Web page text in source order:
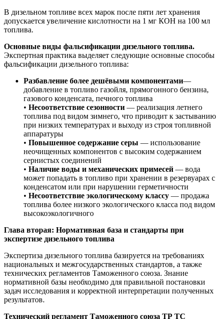
В дизельном топливе всех марок после пяти лет хранения
допускается увеличение кислотности на 1 мг КОН на 100 мл
топлива.
Основные виды фальсификации дизельного топлива.
Экспертная практика выделяет следующие основные способы
фальсификации дизельного топлива:
Разбавление более дешёвыми компонентами—
добавление в топливо газойля, прямогонного бензина,
газового конденсата, печного топлива
• Несоответствие сезонности — реализация летнего
топлива под видом зимнего, что приводит к застыванию
при низких температурах и выходу из строя топливной
аппаратуры
• Повышенное содержание серы — использование
неочищенных компонентов с высоким содержанием
сернистых соединений
• Наличие воды и механических примесей — вода
может попадать в топливо при хранении в резервуарах с
конденсатом или при нарушении герметичности
• Несоответствие экологическому классу — продажа
топлива более низкого экологического класса под видом
высокоэкологичного
Глава вторая: Нормативная база и стандарты при
экспертизе дизельного топлива
Экспертиза дизельного топлива базируется на требованиях
национальных и межгосударственных стандартов, а также
технических регламентов Таможенного союза. Знание
нормативной базы необходимо для правильной постановки
задач исследования и корректной интерпретации полученных
результатов.
Технический регламент Таможенного союза ТР ТС